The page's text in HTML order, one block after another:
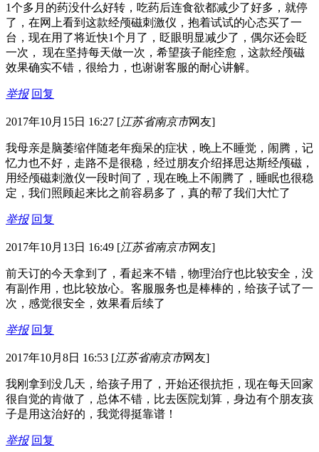
1个多月的药没什么好转，吃药后连食欲都减少了好多，就停
了，在网上看到这款经颅磁刺激仪，抱着试试的心态买了一
台，现在用了将近快1个月了，眨眼明显减少了，偶尔还会眨
一次， 现在坚持每天做一次，希望孩子能痊愈，这款经颅磁
效果确实不错，很给力，也谢谢客服的耐心讲解。
举报 回复
2017年10月15日 16:27 [江苏省南京市网友]
我母亲是脑萎缩伴随老年痴呆的症状，晚上不睡觉，闹腾，记
忆力也不好，走路不是很稳，经过朋友介绍择思达斯经颅磁，
用经颅磁刺激仪一段时间了，现在晚上不闹腾了，睡眠也很稳
定，我们照顾起来比之前容易多了，真的帮了我们大忙了
举报 回复
2017年10月13日 16:49 [江苏省南京市网友]
前天订的今天拿到了，看起来不错，物理治疗也比较安全，没
有副作用，也比较放心。客服服务也是棒棒的，给孩子试了一
次，感觉很安全，效果看后续了
举报 回复
2017年10月8日 16:53 [江苏省南京市网友]
我刚拿到没几天，给孩子用了，开始还很抗拒，现在每天回家
很自觉的肯做了，总体不错，比去医院划算，身边有个朋友孩
子是用这治好的，我觉得挺靠谱！
举报 回复